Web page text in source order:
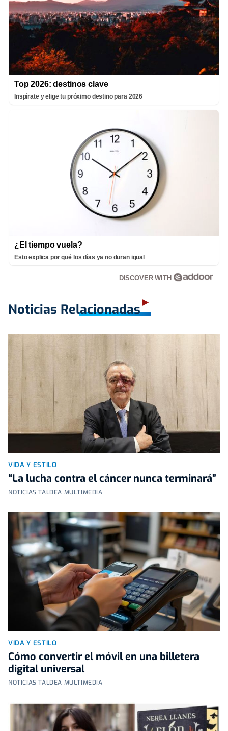
Top 2026: destinos clave
Inspírate y elige tu próximo destino para 2026
¿El tiempo vuela?
Esto explica por qué los días ya no duran igual
DISCOVER WITH
Noticias Relacionadas
VIDA Y ESTILO
“La lucha contra el cáncer nunca terminará”
NOTICIAS TALDEA MULTIMEDIA
VIDA Y ESTILO
Cómo convertir el móvil en una billetera
digital universal
NOTICIAS TALDEA MULTIMEDIA